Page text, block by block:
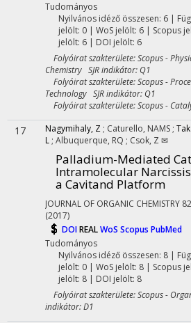
Tudományos
Nyilvános idéző összesen: 6|
jelölt: 0 | WoS jelölt: 6 | Scopus
jelölt: 6 | DOI jelölt: 6
Folyóirat szakterülete: Scopus -
Chemistry SJR indikátor: Q1
Folyóirat szakterülete: Scopus -
Technology SJR indikátor: Q1
Folyóirat szakterülete: Scopus -
17 Nagymihaly, Z ; Caturello, NAMS ;
L ; Albuquerque, RQ ; Csok, Z ✉
Palladium-Mediated
Intramolecular
a Cavitand Platform
JOURNAL OF ORGANIC CHEMISTRY 82
(2017)
DOIREALWoS Scopus PubMed
Tudományos
Nyilvános idéző összesen: 8|
jelölt: 0 | WoS jelölt: 8 | Scopus
jelölt: 8 | DOI jelölt: 8
Folyóirat szakterülete: Scopus -
indikátor: D1